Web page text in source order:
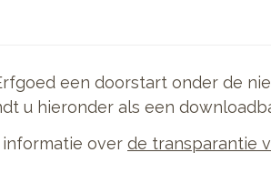
een doorstart onder de
u hieronder als een
over de transparantie